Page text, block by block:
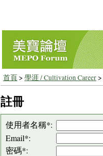
首頁> 學涯 / Cultivation Career>
註冊
使用者名稱*:
Email*:
密碼*: